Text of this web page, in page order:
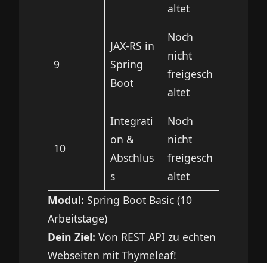
altet
9
JAX-RS in
Spring
Boot
Noch
nicht
freigesch
altet
10
Integrati
on &
Abschlus
s
Noch
nicht
freigesch
altet
Modul: Spring Boot Basic (10
Arbeitstage)
Dein Ziel: Von REST API zu echten
Webseiten mit Thymeleaf!